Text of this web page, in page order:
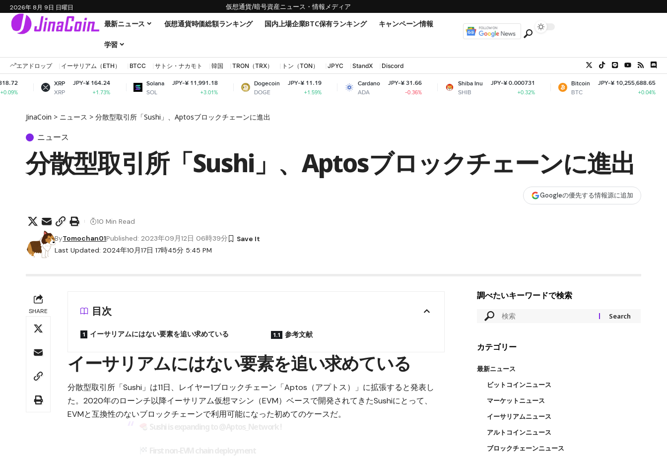
2026年 8月 9日 日曜日 仮想通貨/暗号資産ニュース・情報メディア
最新ニュース 仮想通貨時価総額ランキング 国内上場企業BTC保有ランキング キャンペーン情報
学習
エアドロップ イーサリアム（ETH） BTCC サトシ・ナカモト 韓国 TRON（TRX） トン（TON） JPYC StandX Discord
XRP
XRP
JPY-¥ 164.24
+1.73%
Solana
SOL
JPY-¥ 11,991.18
Dogecoin
DOGE
JPY-¥ 11.19
+1.59%
Cardano
ADA
JPY-¥ 31.66
-0.36%
Shiba Inu
SHIB
JPY-¥ 0.000731
Bitcoin
BTC
JPY-¥ 10,255,688.65
ETH
JinaCoin > ニュース > 分散型取引所「Sushi」、Aptosブロックチェーンに進出
ニュース
分散型取引所「Sushi」、Aptosブロックチェーンに進出
Googleの優先する情報源に追加
Last Updated: 2024年10月17日 17時45分 5:45 PM
ByTomochan01Published: 2023年09月12日 06時39分
10 Min Read
SHARE 目次
イーサリアムにはない要素を追い求めている 参考文献
イーサリアムにはない要素を追い求めている
分散型取引所「Sushi」は11日、レイヤー1ブロックチェーン「Aptos（アプトス）」に拡張すると発表し
た。2020年のローンチ以降イーサリアム仮想マシン（EVM）ベースで開発されてきたSushiにとって、
EVMと互換性のないブロックチェーンで利用可能になった初めてのケースだ。
調べたいキーワードで検索
カテゴリー
最新ニュース
ビットコインニュース
マーケットニュース
イーサリアムニュース
アルトコインニュース
ブロックチェーンニュース